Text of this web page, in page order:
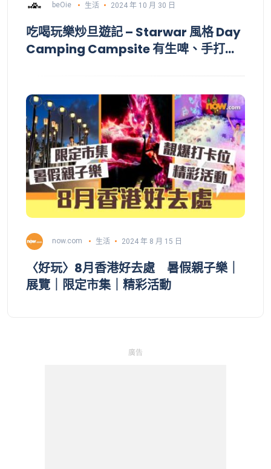
beOie 生活 2024 年 10 月 30 日
吃喝玩樂炒旦遊記 – Starwar 風格 Day
Camping Campsite 有生啤、手打檸
now.com 生活 2024 年 8 月 15 日
〈好玩〉8月香港好去處 暑假親子樂｜
展覽｜限定市集｜精彩活動
廣告